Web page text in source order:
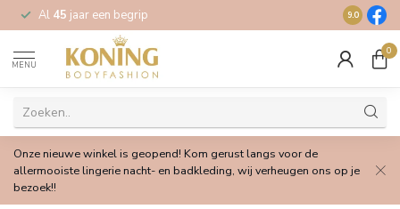
Al 45 jaar een begrip Gratis
9.0
MENU
0
Onze nieuwe winkel is geopend! Kom gerust langs voor de
allermooiste lingerie nacht- en badkleding, wij verheugen ons op je
bezoek!!